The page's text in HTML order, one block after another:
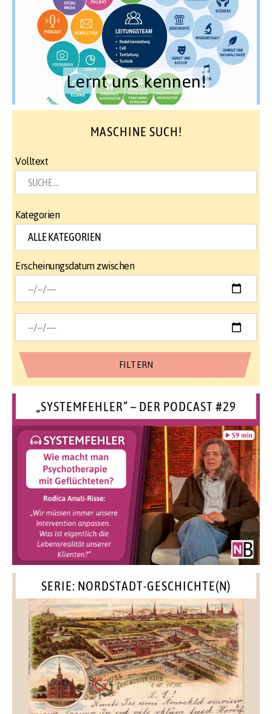
Lernt uns kennen!
MASCHINE SUCH!
Volltext
Kategorien
Erscheinungsdatum zwischen
„SYSTEMFEHLER“ – DER PODCAST #29
SERIE: NORDSTADT-GESCHICHTE(N)